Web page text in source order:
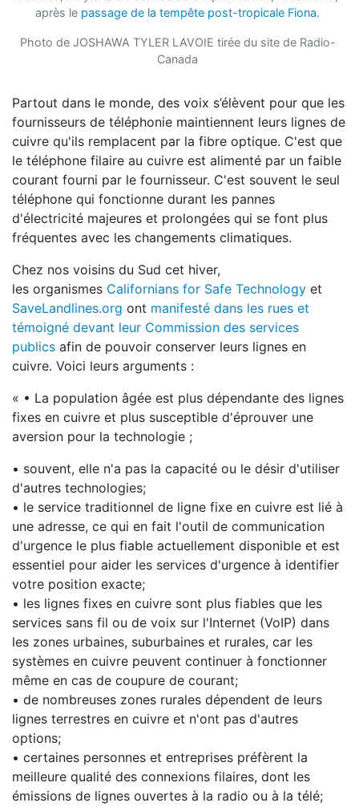
après le passage de la tempête post-tropicale Fiona.
Photo de JOSHAWA TYLER LAVOIE tirée du site de Radio-
Canada
Partout dans le monde, des voix s’élèvent pour que les
fournisseurs de téléphonie maintiennent leurs lignes de
cuivre qu'ils remplacent par la fibre optique. C'est que
le téléphone filaire au cuivre est alimenté par un faible
courant fourni par le fournisseur. C'est souvent le seul
téléphone qui fonctionne durant les pannes
d'électricité majeures et prolongées qui se font plus
fréquentes avec les changements climatiques.
Chez nos voisins du Sud cet hiver,
les organismes Californians for Safe Technology et
SaveLandlines.org ont manifesté dans les rues et
témoigné devant leur Commission des services
publics afin de pouvoir conserver leurs lignes en
cuivre. Voici leurs arguments :
« • La population âgée est plus dépendante des lignes
fixes en cuivre et plus susceptible d'éprouver une
aversion pour la technologie ;
• souvent, elle n'a pas la capacité ou le désir d'utiliser
d'autres technologies;
• le service traditionnel de ligne fixe en cuivre est lié à
une adresse, ce qui en fait l'outil de communication
d'urgence le plus fiable actuellement disponible et est
essentiel pour aider les services d'urgence à identifier
votre position exacte;
• les lignes fixes en cuivre sont plus fiables que les
services sans fil ou de voix sur l'Internet (VoIP) dans
les zones urbaines, suburbaines et rurales, car les
systèmes en cuivre peuvent continuer à fonctionner
même en cas de coupure de courant;
• de nombreuses zones rurales dépendent de leurs
lignes terrestres en cuivre et n'ont pas d'autres
options;
• certaines personnes et entreprises préfèrent la
meilleure qualité des connexions filaires, dont les
émissions de lignes ouvertes à la radio ou à la télé;